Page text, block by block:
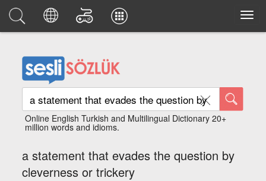
Online English Turkish and Multilingual Dictionary 20+
million words and idioms.
a statement that evades the question by
cleverness or trickery